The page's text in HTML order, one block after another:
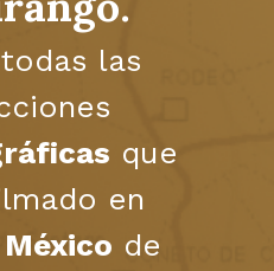
las
que
en
de